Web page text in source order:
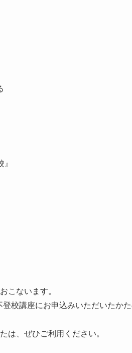
こないます。
校講座にお申込みいただいたか
は、ぜひご利用ください。